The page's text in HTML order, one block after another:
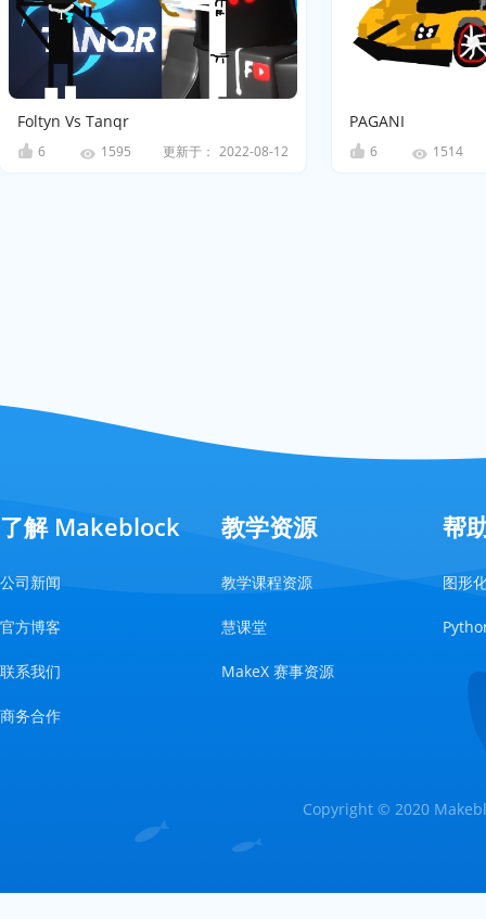
Foltyn Vs Tanqr
6 1595 更新于： 2022-08-12
PAGANI
6 1514
了解 Makeblock
公司新闻
官方博客
联系我们
商务合作
教学资源
教学课程资源
慧课堂
MakeX 赛事资源
帮
图形
Copyright © 2020